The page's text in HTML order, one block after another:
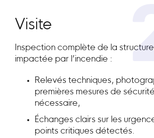
2
Visite
Inspection complète de la structure
impactée par l’incendie :
Relevés techniques,
premières mesures de
nécessaire,
Échanges clairs sur les
points critiques détectés.